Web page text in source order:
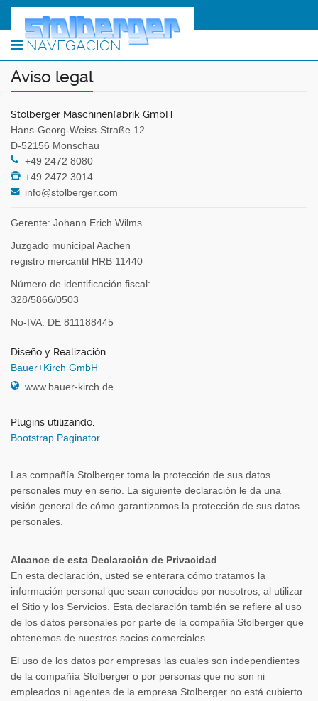
NAVEGACIÓN
Aviso legal
Stolberger Maschinenfabrik GmbH
Hans-Georg-Weiss-Straße 12
D-52156 Monschau
+49 2472 8080
+49 2472 3014
info@stolberger.com
Gerente: Johann Erich Wilms
Juzgado municipal Aachen
registro mercantil HRB 11440
Número de identificación fiscal:
328/5866/0503
No-IVA: DE 811188445
Diseño y Realización:
Bauer+Kirch GmbH
www.bauer-kirch.de
Plugins utilizando:
Bootstrap Paginator
Las compañía Stolberger toma la protección de sus datos
personales muy en serio. La siguiente declaración le da una
visión general de cómo garantizamos la protección de sus datos
personales.
Alcance de esta Declaración de Privacidad
En esta declaración, usted se enterara cómo tratamos la
información personal que sean conocidos por nosotros, al utilizar
el Sitio y los Servicios. Esta declaración también se refiere al uso
de los datos personales por parte de la compañía Stolberger que
obtenemos de nuestros socios comerciales.
El uso de los datos por empresas las cuales son independientes
de la compañía Stolberger o por personas que no son ni
empleados ni agentes de la empresa Stolberger no está cubierto